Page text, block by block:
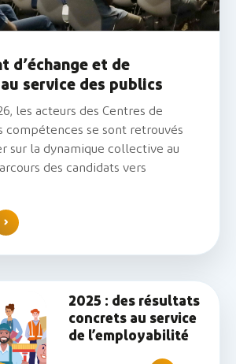
d’échange et de
service des publics
les acteurs des Centres de
compétences se sont retrouvés
sur la dynamique collective au
des candidats vers
2025 : des résultats
concrets au service
de l’employabilité